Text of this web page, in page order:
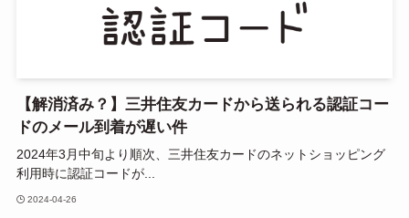
【解消済み？】三井住友カードから送られる認証コー
ドのメール到着が遅い件
2024年3月中旬より順次、三井住友カードのネットショッピング
利用時に認証コードが...
2024-04-26